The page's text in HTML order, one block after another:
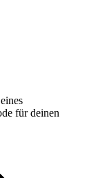
für deinen